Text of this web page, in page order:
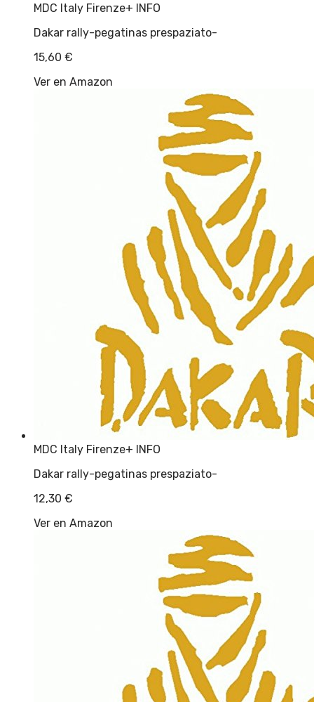
MDC Italy Firenze+ INFO
Dakar rally-pegatinas prespaziato-
15,60 €
Ver en Amazon
MDC Italy Firenze+ INFO
Dakar rally-pegatinas prespaziato-
12,30 €
Ver en Amazon